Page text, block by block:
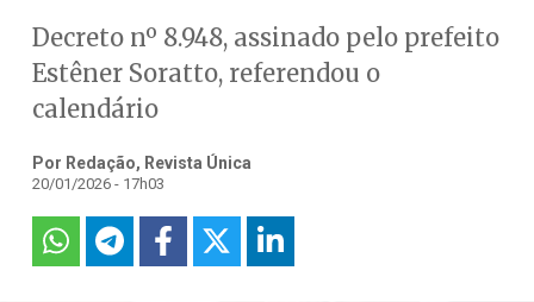
Decreto nº 8.948, assinado pelo prefeito
Estêner Soratto, referendou o
calendário
Por Redação, Revista Única
20/01/2026 - 17h03